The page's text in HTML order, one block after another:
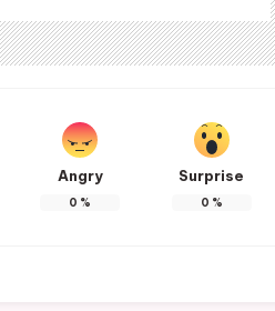
Angry
0 %
Surprise
0 %